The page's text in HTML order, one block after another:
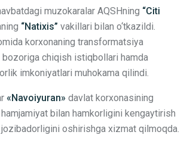
muzokaralar AQSHning “Citi
“Natixis” vakillari bilan o‘tkazildi.
korxonaning transformatsiya
bozoriga chiqish istiqbollari hamda
imkoniyatlari muhokama qilindi.
«Navoiyuran» davlat korxonasining
bilan hamkorligini kengaytirish
oshirishga xizmat qilmoqda.